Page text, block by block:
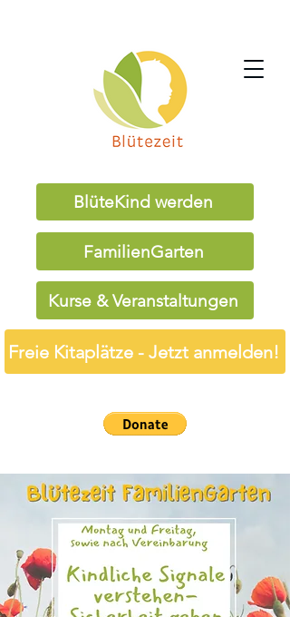
BlüteKind werden
FamilienGarten
Kurse & Veranstaltungen
Freie Kitaplätze - Jetzt anmelden!